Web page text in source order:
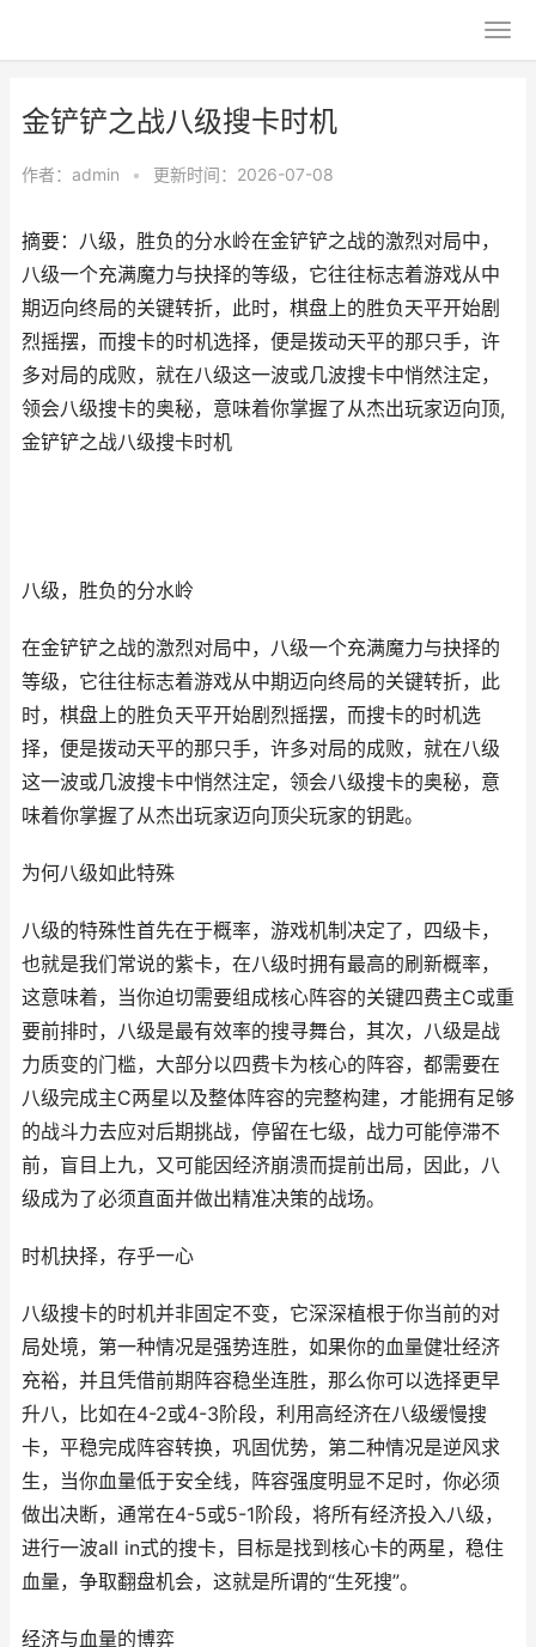
金铲铲之战八级搜卡时机
作者： admin • 更新时间：2026-07-08
摘要：八级，胜负的分水岭在金铲铲之战的激烈对局中，
八级一个充满魔力与抉择的等级，它往往标志着游戏从中
期迈向终局的关键转折，此时，棋盘上的胜负天平开始剧
烈摇摆，而搜卡的时机选择，便是拨动天平的那只手，许
多对局的成败，就在八级这一波或几波搜卡中悄然注定，
领会八级搜卡的奥秘，意味着你掌握了从杰出玩家迈向顶,
金铲铲之战八级搜卡时机
八级，胜负的分水岭
在金铲铲之战的激烈对局中，八级一个充满魔力与抉择的
等级，它往往标志着游戏从中期迈向终局的关键转折，此
时，棋盘上的胜负天平开始剧烈摇摆，而搜卡的时机选
择，便是拨动天平的那只手，许多对局的成败，就在八级
这一波或几波搜卡中悄然注定，领会八级搜卡的奥秘，意
味着你掌握了从杰出玩家迈向顶尖玩家的钥匙。
为何八级如此特殊
八级的特殊性首先在于概率，游戏机制决定了，四级卡，
也就是我们常说的紫卡，在八级时拥有最高的刷新概率，
这意味着，当你迫切需要组成核心阵容的关键四费主C或重
要前排时，八级是最有效率的搜寻舞台，其次，八级是战
力质变的门槛，大部分以四费卡为核心的阵容，都需要在
八级完成主C两星以及整体阵容的完整构建，才能拥有足够
的战斗力去应对后期挑战，停留在七级，战力可能停滞不
前，盲目上九，又可能因经济崩溃而提前出局，因此，八
级成为了必须直面并做出精准决策的战场。
时机抉择，存乎一心
八级搜卡的时机并非固定不变，它深深植根于你当前的对
局处境，第一种情况是强势连胜，如果你的血量健壮经济
充裕，并且凭借前期阵容稳坐连胜，那么你可以选择更早
升八，比如在4-2或4-3阶段，利用高经济在八级缓慢搜
卡，平稳完成阵容转换，巩固优势，第二种情况是逆风求
生，当你血量低于安全线，阵容强度明显不足时，你必须
做出决断，通常在4-5或5-1阶段，将所有经济投入八级，
进行一波all in式的搜卡，目标是找到核心卡的两星，稳住
血量，争取翻盘机会，这就是所谓的“生死搜”。
经济与血量的博弈